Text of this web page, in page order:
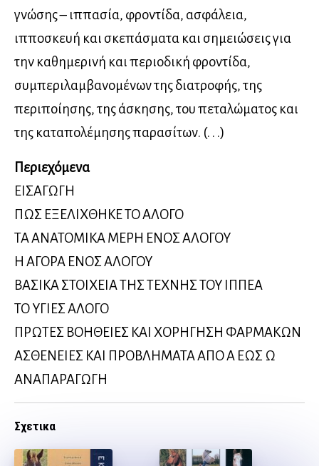
γνώσης – ιππασία, φροντίδα, ασφάλεια,
ιπποσκευή και σκεπάσματα και σημειώσεις για
την καθημερινή και περιοδική φροντίδα,
συμπεριλαμβανομένων της διατροφής, της
περιποίησης, της άσκησης, του πεταλώματος και
της καταπολέμησης παρασίτων. (. . .)
Περιεχόμενα
ΕΙΣΑΓΩΓΗ
ΠΩΣ ΕΞΕΛΙΧΘΗΚΕ ΤΟ ΑΛΟΓΟ
ΤΑ ΑΝΑΤΟΜΙΚΑ ΜΕΡΗ ΕΝΟΣ ΑΛΟΓΟΥ
Η ΑΓΟΡΑ ΕΝΟΣ ΑΛΟΓΟΥ
ΒΑΣΙΚΑ ΣΤΟΙΧΕΙΑ ΤΗΣ ΤΕΧΝΗΣ ΤΟΥ ΙΠΠΕΑ
ΤΟ ΥΓΙΕΣ ΑΛΟΓΟ
ΠΡΩΤΕΣ ΒΟΗΘΕΙΕΣ ΚΑΙ ΧΟΡΗΓΗΣΗ ΦΑΡΜΑΚΩΝ
ΑΣΘΕΝΕΙΕΣ ΚΑΙ ΠΡΟΒΛΗΜΑΤΑ ΑΠΟ Α ΕΩΣ Ω
ΑΝΑΠΑΡΑΓΩΓΗ
Σχετικα